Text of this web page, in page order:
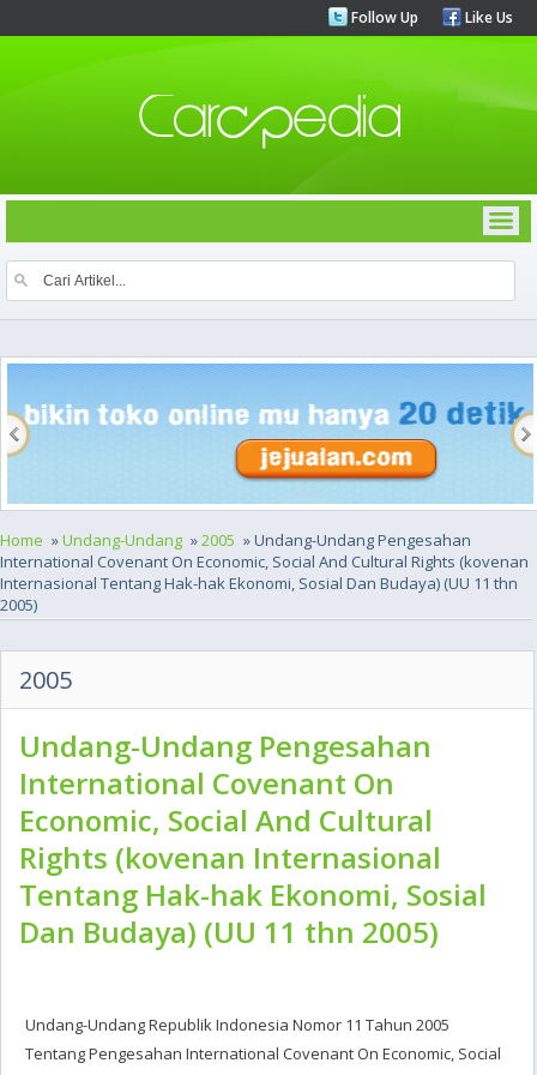
Follow Up Like Us
Home »Undang-Undang »2005 » Undang-Undang Pengesahan
International Covenant On Economic, Social And Cultural Rights (kovenan
Internasional Tentang Hak-hak Ekonomi, Sosial Dan Budaya) (UU 11 thn
2005)
2005
Undang-Undang Pengesahan
International Covenant On
Economic, Social And Cultural
Rights (kovenan Internasional
Tentang Hak-hak Ekonomi, Sosial
Dan Budaya) (UU 11 thn 2005)
Undang-Undang Republik Indonesia Nomor 11 Tahun 2005
Tentang Pengesahan International Covenant On Economic, Social